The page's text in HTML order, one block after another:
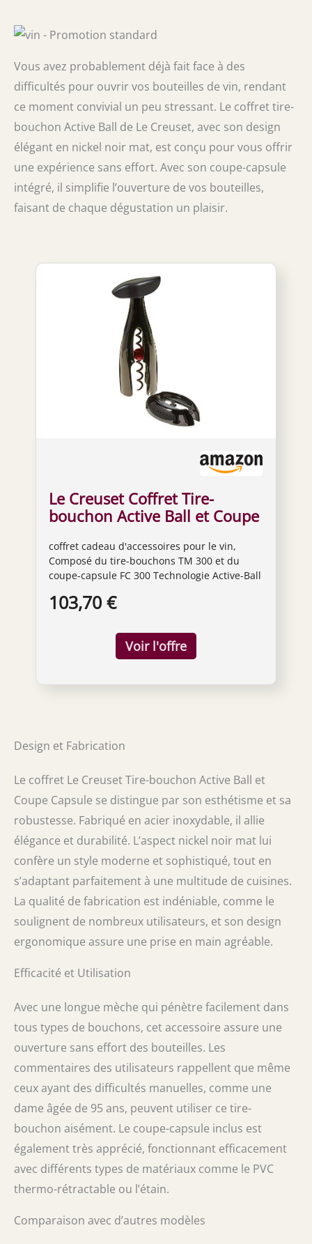
Vous avez probablement déjà fait face à des
difficultés pour ouvrir vos bouteilles de vin, rendant
ce moment convivial un peu stressant. Le coffret tire-
bouchon Active Ball de Le Creuset, avec son design
élégant en nickel noir mat, est conçu pour vous offrir
une expérience sans effort. Avec son coupe-capsule
intégré, il simplifie l’ouverture de vos bouteilles,
faisant de chaque dégustation un plaisir.
Le Creuset Coffret Tire-
bouchon Active Ball et Coupe
Mat, 49809000060002
coffret cadeau d'accessoires pour le vin,
Composé du tire-bouchons TM 300 et du
coupe-capsule FC 300 Technologie Active-Ball
retrait automatique du bouchon avec un
automatique de la spirale par simple rotation
dans le sens inverse des aiguilles d'une
montre Parties latérales douces au toucher
Dimensions : 15,6 x 7,5 x 5,5 cm, Poids : 0,33
49809000060002
103,70 €
Design et Fabrication
Le coffret Le Creuset Tire-bouchon Active Ball et
Coupe Capsule se distingue par son esthétisme et sa
robustesse. Fabriqué en acier inoxydable, il allie
élégance et durabilité. L’aspect nickel noir mat lui
confère un style moderne et sophistiqué, tout en
s’adaptant parfaitement à une multitude de cuisines.
La qualité de fabrication est indéniable, comme le
soulignent de nombreux utilisateurs, et son design
ergonomique assure une prise en main agréable.
Efficacité et Utilisation
Avec une longue mèche qui pénètre facilement dans
tous types de bouchons, cet accessoire assure une
ouverture sans effort des bouteilles. Les
commentaires des utilisateurs rappellent que même
ceux ayant des difficultés manuelles, comme une
dame âgée de 95 ans, peuvent utiliser ce tire-
bouchon aisément. Le coupe-capsule inclus est
également très apprécié, fonctionnant efficacement
avec différents types de matériaux comme le PVC
thermo-rétractable ou l’étain.
Comparaison avec d’autres modèles